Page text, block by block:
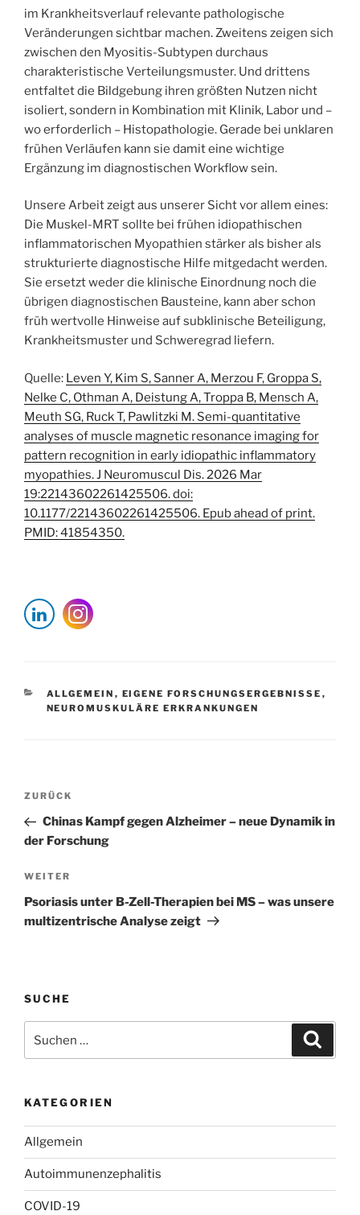
im Krankheitsverlauf relevante pathologische
Veränderungen sichtbar machen. Zweitens zeigen sich
zwischen den Myositis-Subtypen durchaus
charakteristische Verteilungsmuster. Und drittens
entfaltet die Bildgebung ihren größten Nutzen nicht
isoliert, sondern in Kombination mit Klinik, Labor und –
wo erforderlich – Histopathologie. Gerade bei unklaren
frühen Verläufen kann sie damit eine wichtige
Ergänzung im diagnostischen Workflow sein.
Unsere Arbeit zeigt aus unserer Sicht vor allem eines:
Die Muskel-MRT sollte bei frühen idiopathischen
inflammatorischen Myopathien stärker als bisher als
strukturierte diagnostische Hilfe mitgedacht werden.
Sie ersetzt weder die klinische Einordnung noch die
übrigen diagnostischen Bausteine, kann aber schon
früh wertvolle Hinweise auf subklinische Beteiligung,
Krankheitsmuster und Schweregrad liefern.
Quelle: Leven Y, Kim S, Sanner A, Merzou F, Groppa S,
Nelke C, Othman A, Deistung A, Troppa B, Mensch A,
Meuth SG, Ruck T, Pawlitzki M. Semi-quantitative
analyses of muscle magnetic resonance imaging for
pattern recognition in early idiopathic inflammatory
myopathies. J Neuromuscul Dis. 2026 Mar
19:22143602261425506. doi:
10.1177/22143602261425506. Epub ahead of print.
PMID: 41854350.
KATEGORIEN
ALLGEMEIN , EIGENE FORSCHUNGSERGEBNISSE ,
NEUROMUSKULÄRE ERKRANKUNGEN
Beitragsnavigation
Vorheriger
Beitrag
ZURÜCK
Chinas Kampf gegen Alzheimer – neue Dynamik in
der Forschung
Nächster
Beitrag
WEITER
Psoriasis unter B-Zell-Therapien bei MS – was unsere
multizentrische Analyse zeigt
SUCHE
nach:
KATEGORIEN
Allgemein
Autoimmunenzephalitis
COVID-19